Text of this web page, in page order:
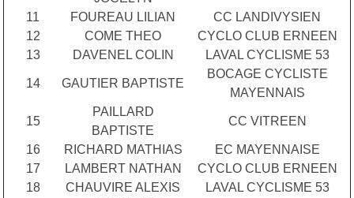
11 FOUREAU LILIAN
CC LANDIVYSIEN
12
COME THEO
CYCLO CLUB ERNEEN
13
DAVENEL COLIN LAVAL CYCLISME 53
14 GAUTIER BAPTISTE
BOCAGE CYCLISTE
MAYENNAIS
15
PAILLARD
BAPTISTE
CC VITREEN
16 RICHARD MATHIAS
EC MAYENNAISE
17
LAMBERT NATHAN
CYCLO CLUB ERNEEN
18
CHAUVIRE ALEXIS LAVAL CYCLISME 53